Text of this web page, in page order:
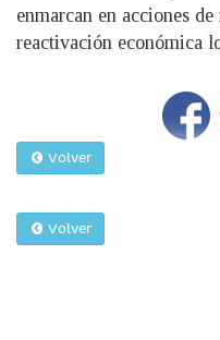
enmarcan en acciones
reactivación económica
Volver
Volver